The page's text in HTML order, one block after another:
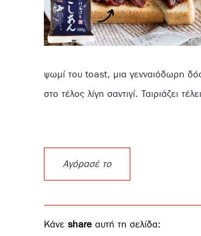
ψωμί του toast, μια γενναιόδωρη
στο τέλος λίγη σαντιγί. Ταιριάζει
Αγόρασέ το
Κάνε share αυτή τη σελίδα: